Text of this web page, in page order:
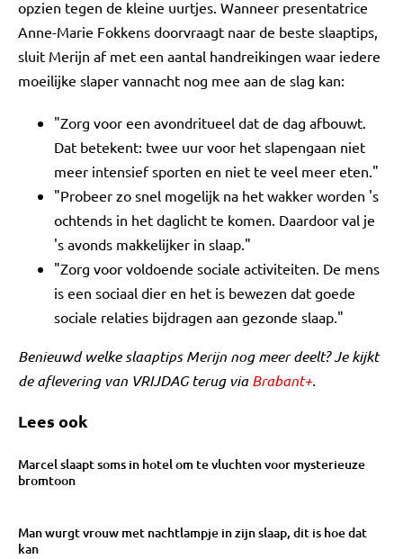
opzien tegen de kleine uurtjes. Wanneer presentatrice
Anne-Marie Fokkens doorvraagt naar de beste slaaptips,
sluit Merijn af met een aantal handreikingen waar iedere
moeilijke slaper vannacht nog mee aan de slag kan:
"Zorg voor een avondritueel dat de dag afbouwt.
Dat betekent: twee uur voor het slapengaan niet
meer intensief sporten en niet te veel meer eten."
"Probeer zo snel mogelijk na het wakker worden 's
ochtends in het daglicht te komen. Daardoor val je
's avonds makkelijker in slaap."
"Zorg voor voldoende sociale activiteiten. De mens
is een sociaal dier en het is bewezen dat goede
sociale relaties bijdragen aan gezonde slaap."
Benieuwd welke slaaptips Merijn nog meer deelt? Je kijkt
de aflevering van VRIJDAG terug viaBrabant+.
Lees ook
Marcel slaapt soms in hotel om te vluchten voor mysterieuze
bromtoon
Man wurgt vrouw met nachtlampje in zijn slaap, dit is hoe dat
kan